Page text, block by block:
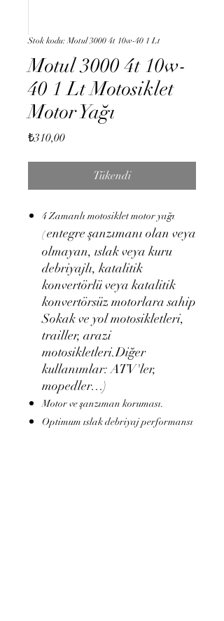
Stok kodu: Motul 3000 4t 10w-40 1 Lt
Motul 3000 4t 10w-
40 1 Lt Motosiklet
Motor Yağı
₺310,00Fiyat
Tükendi
4 Zamanlı motosiklet motor yağı
(entegre şanzımanı olan veya
olmayan, ıslak veya kuru
debriyajlı, katalitik
konvertörlü veya katalitik
konvertörsüz motorlara sahip
Sokak ve yol motosikletleri,
trailler, arazi
motosikletleri.Diğer
kullanımlar: ATV'ler,
mopedler…)
Motor ve şanzıman koruması.
Optimum ıslak debriyaj performansı